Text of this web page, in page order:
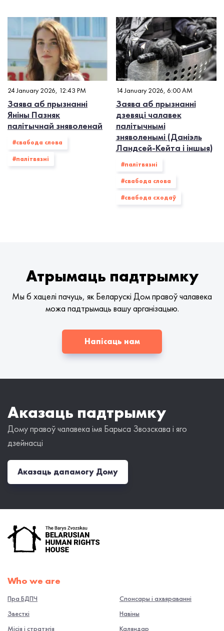
24 January 2026, 12:43 PM
Заява аб прызнанні
Яніны Пазняк
палітычнай зняволенай
#свабода слова
#палiтвязнi
14 January 2026, 6:00 AM
Заява аб прызнанні
дзевяці чалавек
палітычнымі
зняволенымі (Даніэль
Ландсей-Кейта і іншыя)
#палiтвязнi
#свабода слова
#свабода сходаў
Атрымаць падтрымку
Мы б хацелі пачуць, як Беларускі Дом правоў чалавека
можа падтрымаць вашу арганізацыю.
Напісаць нам
Аказаць падтрымку
Дому правоў чалавека імя Барыса Звозскава і яго
дзейнасці
Аказаць дапамогу Дому
Who we are
Пра БДПЧ
Звесткі
Місія і стратэгія
Спонсары і ахвяраванні
Навiны
Каляндар